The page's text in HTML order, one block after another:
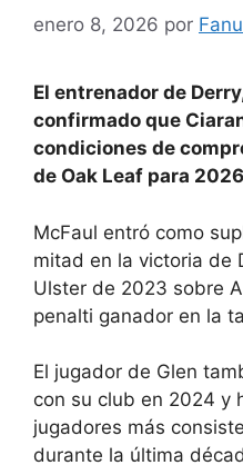
enero 8, 2026 por
El entrenador de
confirmado que
condiciones de
de Oak Leaf para
McFaul entró como
mitad en la victoria de
Ulster de 2023 sobre
penalti ganador en la
El jugador de Glen
con su club en 2024 y
jugadores más
durante la última